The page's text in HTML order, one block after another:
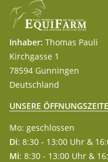
Inhaber: Thomas Pauli
Kirchgasse 1
78594 Gunningen
Deutschland
UNSERE
Mo: geschlossen
Di: 8:30 - 13:00 Uhr &
Mi: 8:30 - 13:00 Uhr &